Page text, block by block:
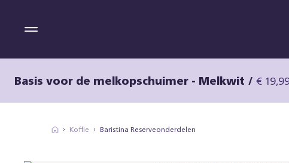
Basis voor de melkopschuimer - Melkwit /€
Koffie Baristina Reserveonderdelen